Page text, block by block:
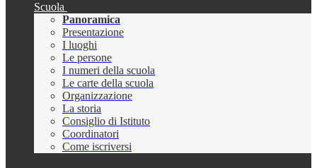
Scuola
Panoramica
Presentazione
I luoghi
Le persone
I numeri della scuola
Le carte della scuola
Organizzazione
La storia
Consiglio di Istituto
Coordinatori
Come iscriversi